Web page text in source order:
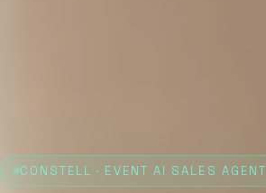
CONSTELL · EVENT AI SALES AGENT